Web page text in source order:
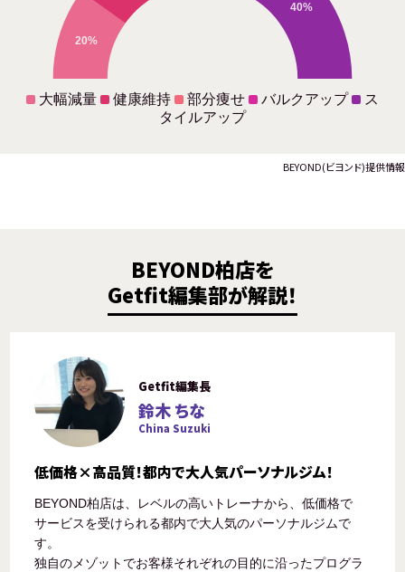
20%
40%
大幅減量 健康維持 部分痩せ バルクアップ
ス
タイルアップ
BEYOND(ビヨンド)提供情報
BEYOND柏店を
Getfit編集部が解説！
Getfit編集長
鈴木 ちな
China Suzuki
低価格×高品質！都内で大人気パーソナルジム！
BEYOND柏店は、レベルの高いトレーナから、低価格で
サービスを受けられる都内で大人気のパーソナルジムで
す。
独自のメゾットでお客様それぞれの目的に沿ったプログラ